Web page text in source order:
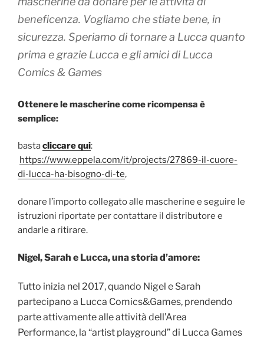
beneficenza. Vogliamo che stiate bene, in
sicurezza. Speriamo di tornare a Lucca quanto
prima e grazie Lucca e gli amici di Lucca
Comics & Games
Ottenere le mascherine come ricompensa è
semplice:
bastacliccare qui:
https://www.eppela.com/it/projects/27869-il-cuore-
di-lucca-ha-bisogno-di-te,
donare l’importo collegato alle mascherine e seguire le
istruzioni riportate per contattare il distributore e
andarle a ritirare.
Nigel, Sarah e Lucca, una storia d’amore:
Tutto inizia nel 2017, quando Nigel e Sarah
partecipano a Lucca Comics&Games, prendendo
parte attivamente alle attività dell’Area
Performance, la “artist playground” di Lucca Games